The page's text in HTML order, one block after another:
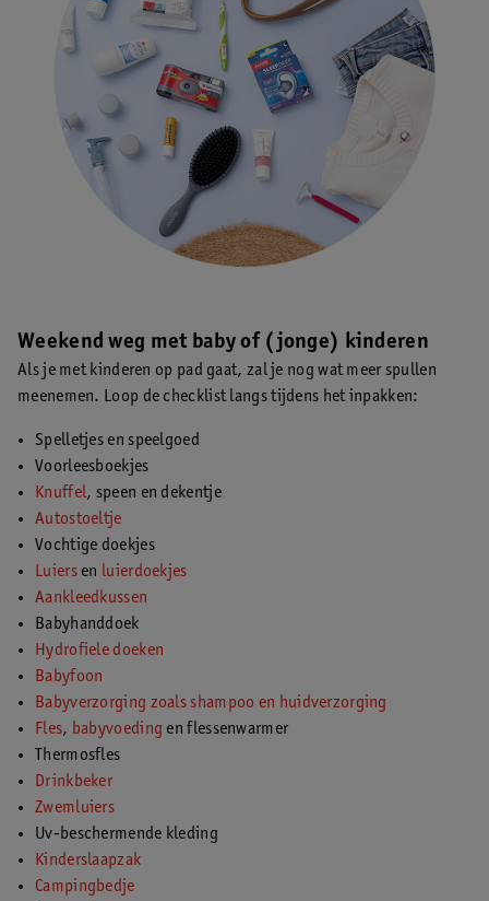
Weekend weg met baby of (jonge) kinderen
Als je met kinderen op pad gaat, zal je nog wat meer spullen
meenemen. Loop de checklist langs tijdens het inpakken:
Spelletjes en speelgoed
Voorleesboekjes
Knuffel, speen en dekentje
Autostoeltje
Vochtige doekjes
Luiers en luierdoekjes
Aankleedkussen
Babyhanddoek
Hydrofiele doeken
Babyfoon
Babyverzorging zoals shampoo en huidverzorging
Fles, babyvoeding en flessenwarmer
Thermosfles
Drinkbeker
Zwemluiers
Uv-beschermende kleding
Kinderslaapzak
Campingbedje